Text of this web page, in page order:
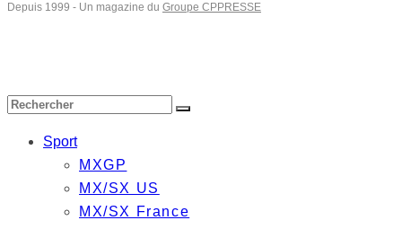
Depuis 1999 - Un magazine du Groupe CPPRESSE
Sport
MXGP
MX/SX US
MX/SX France